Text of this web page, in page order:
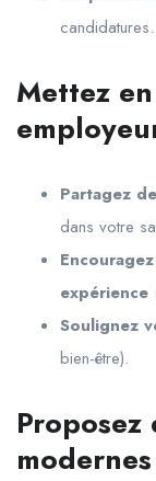
candidatures.
Mettez
Partagez
dans votre
expérience
Soulignez
bien-être).
Proposez
modernes